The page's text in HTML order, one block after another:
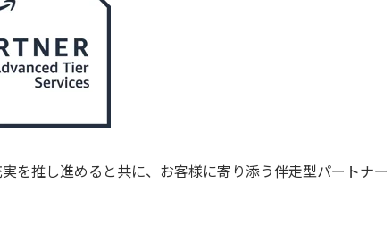
を推し進めると共に、お客様に寄り添う伴走型パートナー